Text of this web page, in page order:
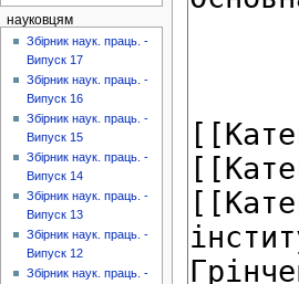
науковцям
Збірник наук. праць. -
Випуск 17
Збірник наук. праць. -
Випуск 16
Збірник наук. праць. -
Випуск 15
Збірник наук. праць. -
Випуск 14
Збірник наук. праць. -
Випуск 13
Збірник наук. праць. -
Випуск 12
Збірник наук. праць. -